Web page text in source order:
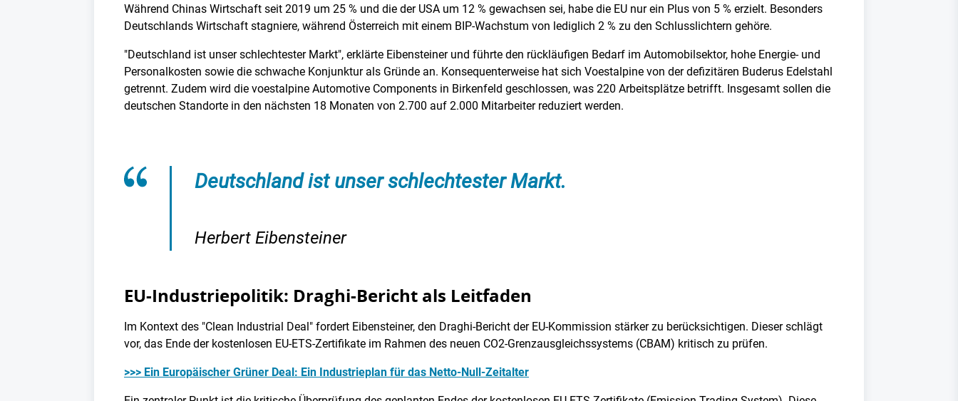
Während Chinas Wirtschaft seit 2019 um 25 % und die der USA um 12 % gewachsen sei, habe die EU nur ein Plus von 5 % erzielt. Besonders
Deutschlands Wirtschaft stagniere, während Österreich mit einem BIP-Wachstum von lediglich 2 % zu den Schlusslichtern gehöre.
"Deutschland ist unser schlechtester Markt", erklärte Eibensteiner und führte den rückläufigen Bedarf im Automobilsektor, hohe Energie- und
Personalkosten sowie die schwache Konjunktur als Gründe an. Konsequenterweise hat sich Voestalpine von der defizitären Buderus Edelstahl
getrennt. Zudem wird die voestalpine Automotive Components in Birkenfeld geschlossen, was 220 Arbeitsplätze betrifft. Insgesamt sollen die
deutschen Standorte in den nächsten 18 Monaten von 2.700 auf 2.000 Mitarbeiter reduziert werden.
Deutschland ist unser schlechtester Markt.
Herbert Eibensteiner
EU-Industriepolitik: Draghi-Bericht als Leitfaden
Im Kontext des "Clean Industrial Deal" fordert Eibensteiner, den Draghi-Bericht der EU-Kommission stärker zu berücksichtigen. Dieser schlägt
vor, das Ende der kostenlosen EU-ETS-Zertifikate im Rahmen des neuen CO2-Grenzausgleichssystems (CBAM) kritisch zu prüfen.
>>> Ein Europäischer Grüner Deal: Ein Industrieplan für das Netto-Null-Zeitalter